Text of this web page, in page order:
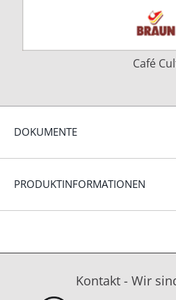
Café
DOKUMENTE
PRODUKTINFORMATIONEN
Kontakt - Wir